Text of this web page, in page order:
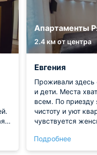
Апартаменты
2.4 км от центра
Евгения
Проживали
и дети. Места
всем. По приезду
чистоту и уют
чувствуется
техника с
За время
Подробнее